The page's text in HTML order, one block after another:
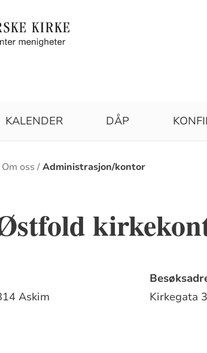
KALENDER DÅP
Om oss Administrasjon/kontor
Askim
Kirkegata